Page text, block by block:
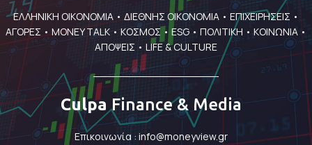
ΕΛΛΗΝΙΚΗ ΟΙΚΟΝΟΜΙΑ •ΔΙΕΘΝΗΣ ΟΙΚΟΝΟΜΙΑ • ΕΠΙΧΕΙΡΗΣΕΙΣ •
ΑΓΟΡΕΣ •MONEY TALK •ΚΟΣΜΟΣ • ESG • ΠΟΛΙΤΙΚΗ •ΚΟΙΝΩΝΙΑ •
ΑΠΟΨΕΙΣ • LIFE & CULTURE
Culpa Finance & Media
Επικοινωνία : info@moneyview.gr